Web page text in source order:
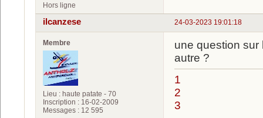
Hors ligne
24-03-2023 19:01:18
ilcanzese
Membre
Lieu : haute patate - 70
Inscription : 16-02-2009
Messages : 12 595
une question
autre ?
1
2
3